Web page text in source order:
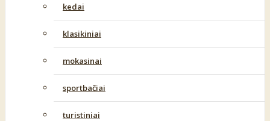
kedai
klasikiniai
mokasinai
sportbačiai
turistiniai